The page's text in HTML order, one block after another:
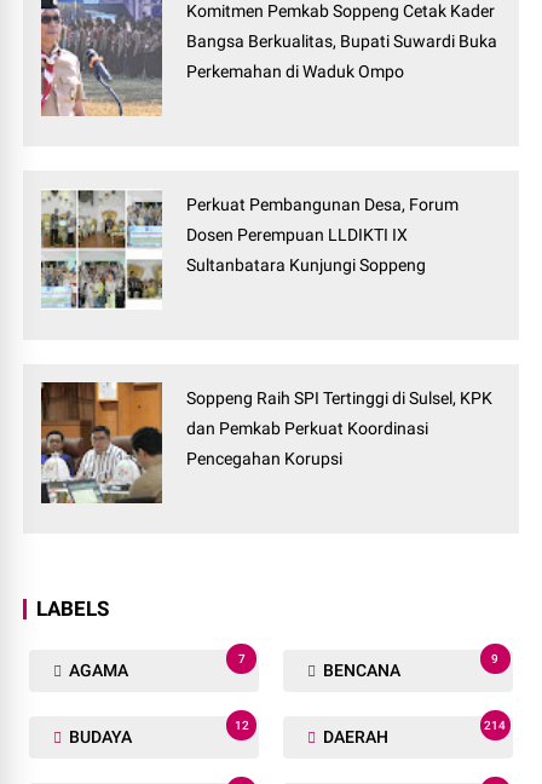
Komitmen Pemkab Soppeng Cetak Kader
Bangsa Berkualitas, Bupati Suwardi Buka
Perkemahan di Waduk Ompo
Perkuat Pembangunan Desa, Forum
Dosen Perempuan LLDIKTI IX
Sultanbatara Kunjungi Soppeng
Soppeng Raih SPI Tertinggi di Sulsel, KPK
dan Pemkab Perkuat Koordinasi
Pencegahan Korupsi
LABELS
AGAMA
7
BENCANA
9
BUDAYA
12
DAERAH
214